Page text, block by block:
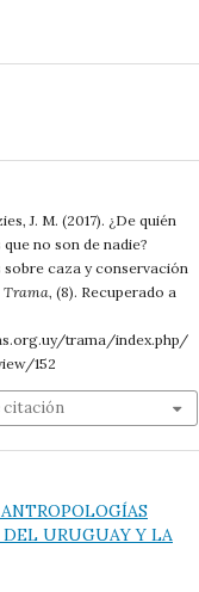
J. M. (2017). ¿De quién
no son de nadie?
caza y conservación
Trama, (8). Recuperado a
trama/index.php/
152
citación
DEL URUGUAY Y LA